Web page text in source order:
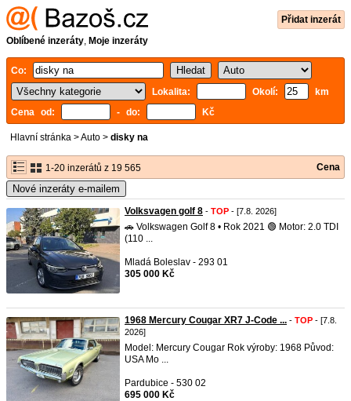
Přidat inzerát
Oblíbené inzeráty, Moje inzeráty
Co:
Lokalita:
Okolí:
km
Cena od:
- do: Kč
Hlavní stránka >Auto > disky na
1-20 inzerátů z 19 565 Cena
Nové inzeráty e-mailem
Volksvagen golf 8 - TOP - [7.8. 2026]
🚗 Volkswagen Golf 8 • Rok 2021 🟢 Motor: 2.0 TDI
(110 ...
Mladá Boleslav - 293 01
305 000 Kč
1968 Mercury Cougar XR7 J-Code ... - TOP - [7.8.
2026]
Model: Mercury Cougar Rok výroby: 1968 Původ:
USA Mo ...
Pardubice - 530 02
695 000 Kč